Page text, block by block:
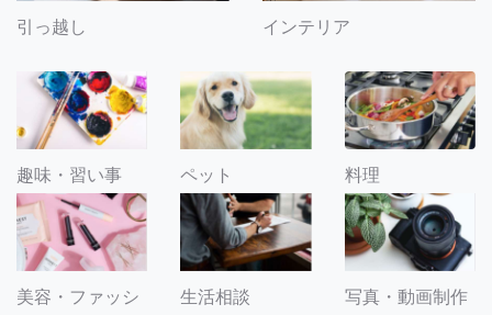
引っ越し インテリア
趣味・習い事 ペット 料理
美容・ファッシ
生活相談 写真・動画制作